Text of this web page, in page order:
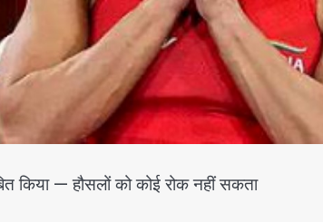
किया — हौसलों को कोई रोक नहीं सकता